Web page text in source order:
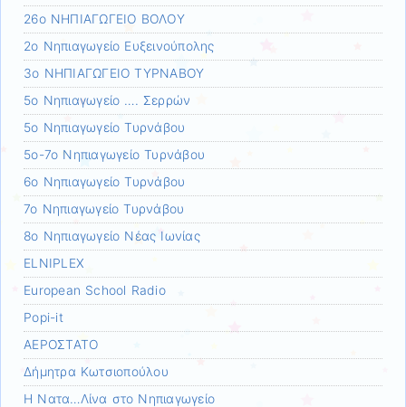
26ο ΝΗΠΙΑΓΩΓΕΙΟ ΒΟΛΟY
2ο Νηπιαγωγείο Ευξεινούπολης
3ο ΝΗΠΙΑΓΩΓΕΙΟ ΤΥΡΝΑΒΟΥ
5ο Νηπιαγωγείο …. Σερρών
5ο Νηπιαγωγείο Τυρνάβου
5ο-7ο Νηπιαγωγείο Τυρνάβου
6ο Νηπιαγωγείο Τυρνάβου
7ο Νηπιαγωγείο Τυρνάβου
8ο Νηπιαγωγείο Νέας Ιωνίας
ELNIPLEX
European School Radio
Popi-it
ΑΕΡΟΣΤΑΤΟ
Δήμητρα Κωτσιοπούλου
Η Νατα…Λίνα στο Νηπιαγωγείο